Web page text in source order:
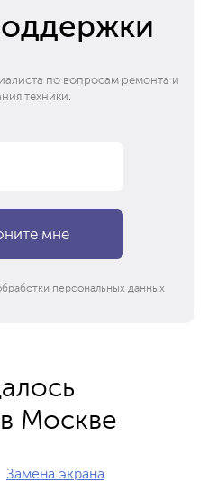
по вопросам ремонта и
техники.
персональных данных
Москве
Замена экрана